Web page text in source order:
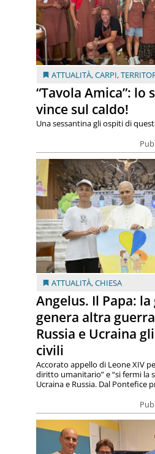
ATTUALITÀ,CARPI,
“Tavola Amica”: lo
vince sul caldo!
Una sessantina gli ospiti di
ATTUALITÀ,CHIESA
Angelus. Il Papa:
genera altra
Russia e Ucraina
civili
Accorato appello di Leone XIV
diritto umanitario” e “si fermi la
Ucraina e Russia. Dal Pontefice